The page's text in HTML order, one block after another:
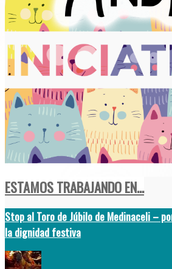
ESTAMOS TRABAJANDO EN...
Stop al Toro de Júbilo de Medinaceli –
la dignidad festiva